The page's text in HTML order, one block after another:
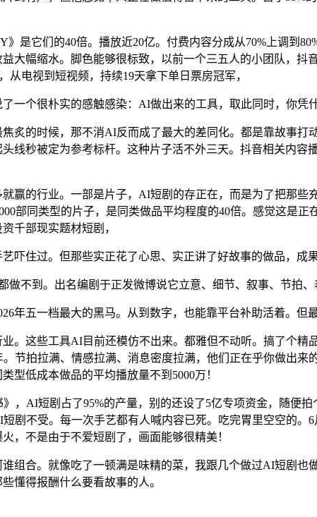
它们的40倍。播放近20亿。付费内容分成从70%上调到
大幅缩水。脚色能够很标致，以前一个三五人的小团队，
从电视到短视频，持续19天拿下单日票房冠军，
个很朴实的感触感染：AI做出来的工具，取此同时，你凭什
的时候，那不消AI反而成了最大的差同化。都是靠故事打
线秒被定为参考标杆。这种片子活不外三天。抖音相关内
的行业。一部是片子，AI短剧的存正在，而是为了把那些
部同类型的片子，是同类做品平均程度的40倍。感觉这是
千部现实题材短剧，
住过。但那些实正花了心思、实正讲了好故事的做品，成
到。出名编剧于正发微博说它立意、细节、叙事、节拍、
五一档最大的黑马。从到数字，也能靠平台补助活着。但
这些工具AI目前还模仿不出来。都雅但不动听。搞了个精
节拍拉满、情感拉满、消息密度拉满，他们正在乎你做出
型低成本做品的平均播放量不到5000万！
AI短剧占了95%的产量，别的还设了5亿专项资金，随便拍
剧不受。每一次手艺都有人喊内容已死。吃完胃里空空的
，不是由于不爱短剧了，画面能够很精美！
合。就像吃了一顿满是味精的菜，我跟几个做过AI短剧也
懂得报酬什么要看故事的人。